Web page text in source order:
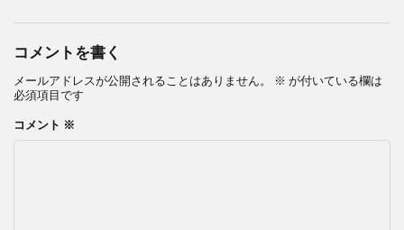
コメントを書く
メールアドレスが公開されることはありません。 ※ が付いている欄は
必須項目です
コメント ※